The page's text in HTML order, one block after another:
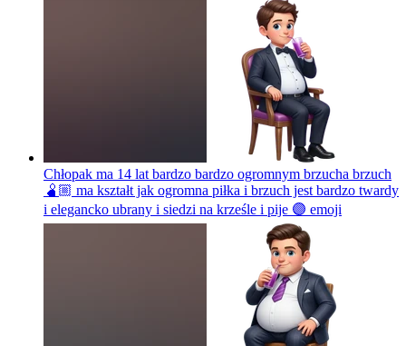
Chłopak ma 14 lat bardzo bardzo ogromnym brzucha brzuch
🫄🏼 ma kształt jak ogromna piłka i brzuch jest bardzo twardy
i elegancko ubrany i siedzi na krześle i pije 🟣 emoji